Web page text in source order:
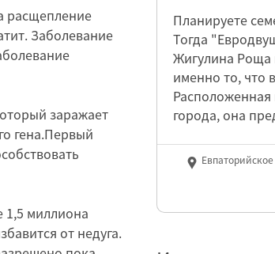
расщепление
Заболевание
заражает
гена.Первый
1,5 миллиона
от недуга.
Планируете
Тогда
Жигулина Роща
именно то, что
Расположенная
города, она